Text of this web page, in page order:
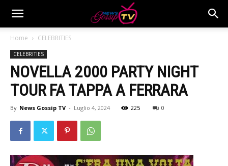
Home CELEBRITIES
CELEBRITIES
NOVELLA 2000 PARTY NIGHT
TOUR FA TAPPA A FERRARA
By News Gossip TV - Luglio 4, 2024 225 0